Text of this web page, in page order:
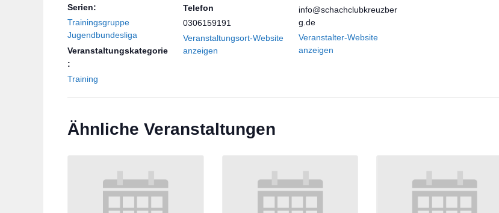
Serien:
Trainingsgruppe
Jugendbundesliga
Veranstaltungskategorie
:
Training
Telefon
0306159191
Veranstaltungsort-Website
anzeigen
info@schachclubkreuzber
g.de
Veranstalter-Website
anzeigen
Ähnliche Veranstaltungen